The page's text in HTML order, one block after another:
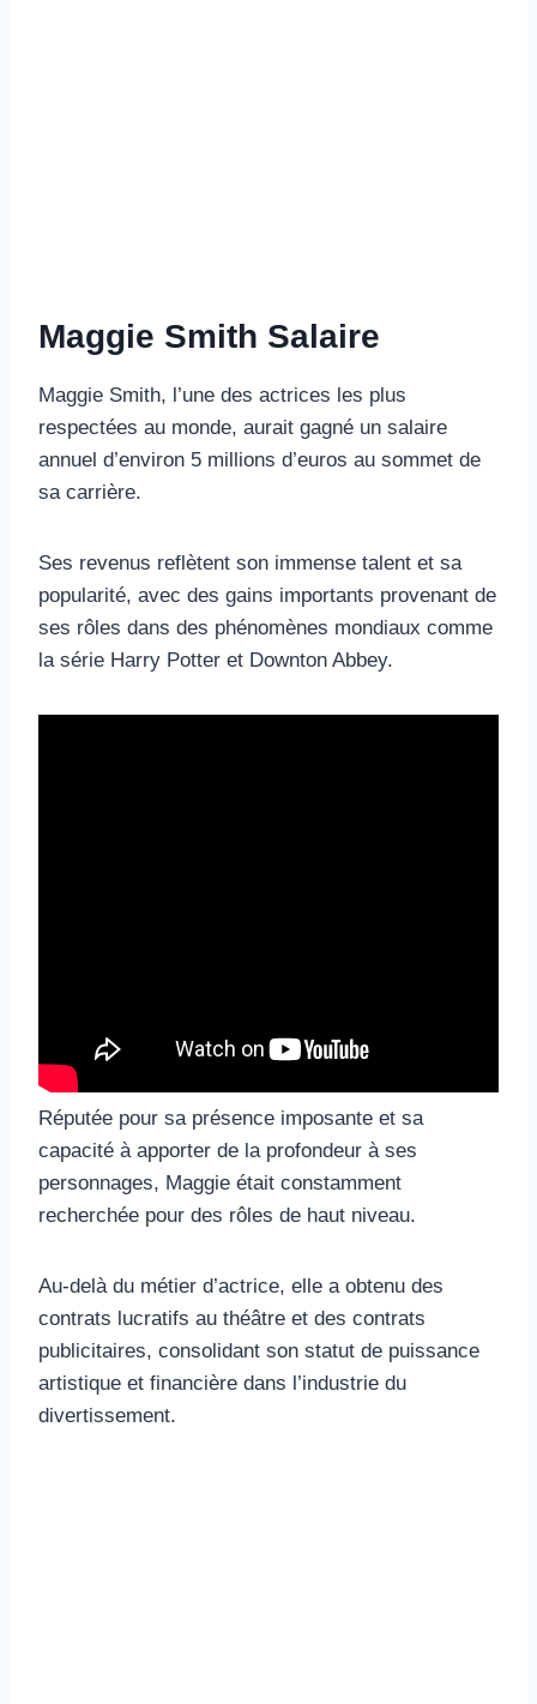
Maggie Smith Salaire
Maggie Smith, l’une des actrices les plus
respectées au monde, aurait gagné un salaire
annuel d’environ 5 millions d’euros au sommet de
sa carrière.
Ses revenus reflètent son immense talent et sa
popularité, avec des gains importants provenant de
ses rôles dans des phénomènes mondiaux comme
la série Harry Potter et Downton Abbey.
Réputée pour sa présence imposante et sa
capacité à apporter de la profondeur à ses
personnages, Maggie était constamment
recherchée pour des rôles de haut niveau.
Au-delà du métier d’actrice, elle a obtenu des
contrats lucratifs au théâtre et des contrats
publicitaires, consolidant son statut de puissance
artistique et financière dans l’industrie du
divertissement.